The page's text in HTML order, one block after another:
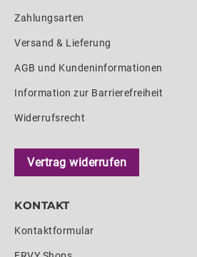
Zahlungsarten
Versand & Lieferung
AGB und Kundeninformationen
Information zur Barrierefreiheit
Widerrufsrecht
Vertrag widerrufen
KONTAKT
Kontaktformular